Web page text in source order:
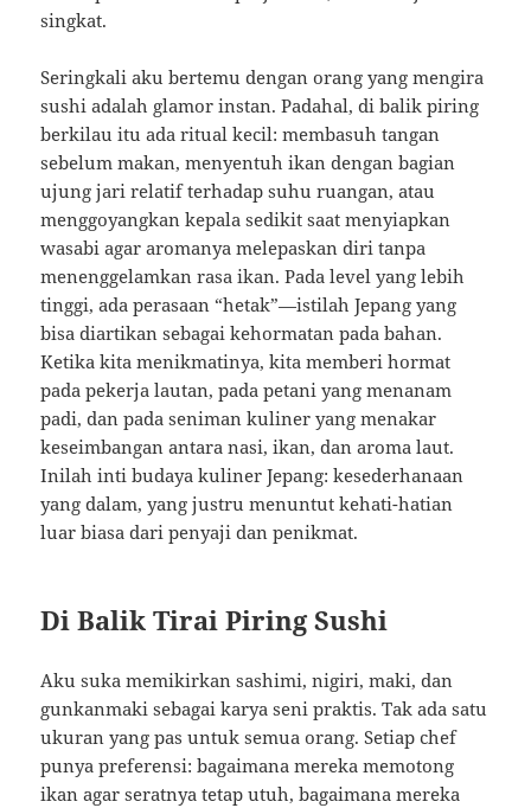
singkat.
Seringkali aku bertemu dengan orang yang mengira
sushi adalah glamor instan. Padahal, di balik piring
berkilau itu ada ritual kecil: membasuh tangan
sebelum makan, menyentuh ikan dengan bagian
ujung jari relatif terhadap suhu ruangan, atau
menggoyangkan kepala sedikit saat menyiapkan
wasabi agar aromanya melepaskan diri tanpa
menenggelamkan rasa ikan. Pada level yang lebih
tinggi, ada perasaan “hetak”—istilah Jepang yang
bisa diartikan sebagai kehormatan pada bahan.
Ketika kita menikmatinya, kita memberi hormat
pada pekerja lautan, pada petani yang menanam
padi, dan pada seniman kuliner yang menakar
keseimbangan antara nasi, ikan, dan aroma laut.
Inilah inti budaya kuliner Jepang: kesederhanaan
yang dalam, yang justru menuntut kehati-hatian
luar biasa dari penyaji dan penikmat.
Di Balik Tirai Piring Sushi
Aku suka memikirkan sashimi, nigiri, maki, dan
gunkanmaki sebagai karya seni praktis. Tak ada satu
ukuran yang pas untuk semua orang. Setiap chef
punya preferensi: bagaimana mereka memotong
ikan agar seratnya tetap utuh, bagaimana mereka